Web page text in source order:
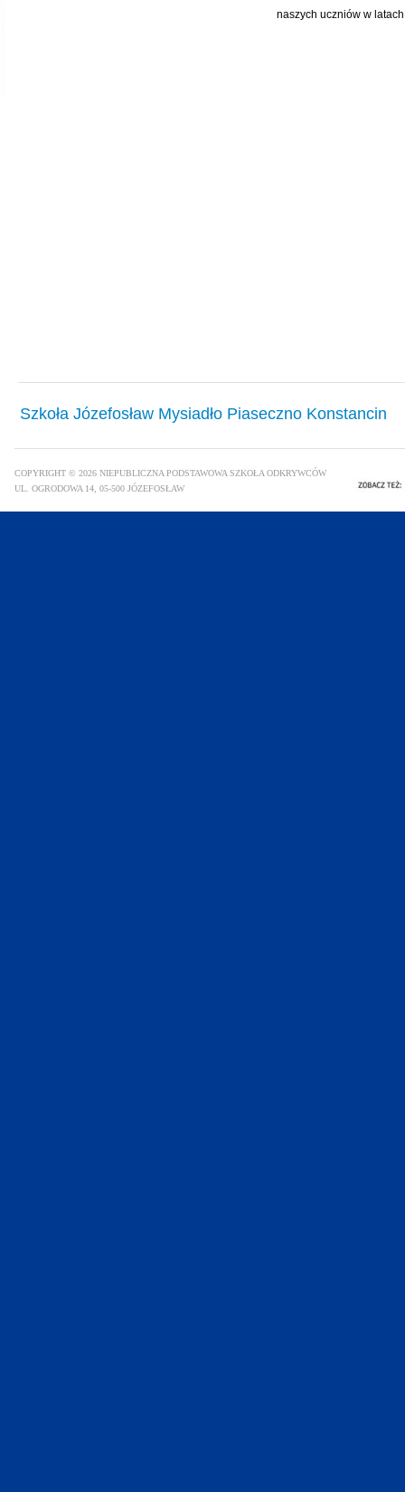
naszych uczniów w latach
Szkoła Józefosław Mysiadło Piaseczno Konstancin
COPYRIGHT © 2026 NIEPUBLICZNA PODSTAWOWA SZKOŁA ODKRYWCÓW
UL. OGRODOWA 14, 05-500 JÓZEFOSŁAW